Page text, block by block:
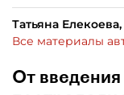
Татьяна
Все материалы
От